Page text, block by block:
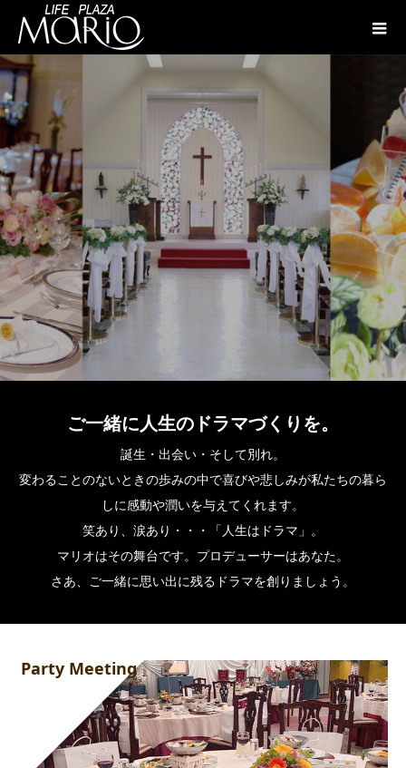
ご一緒に人生のドラマづくりを。
誕生・出会い・そして別れ。
変わることのないときの歩みの中で喜びや悲しみが私たちの暮ら
しに感動や潤いを与えてくれます。
笑あり、涙あり・・・「人生はドラマ」。
マリオはその舞台です。プロデューサーはあなた。
さあ、ご一緒に思い出に残るドラマを創りましょう。
Party Meeting